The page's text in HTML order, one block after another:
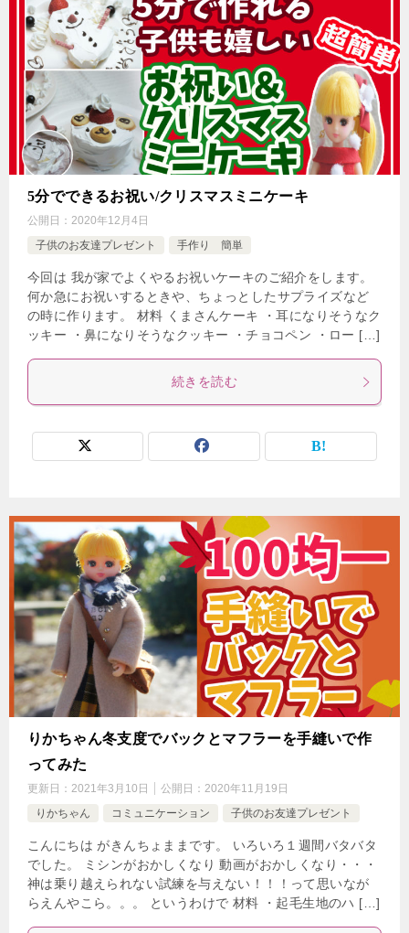
5分でできるお祝い/クリスマスミニケーキ
公開日： 2020年12月4日
子供のお友達プレゼント
手作り 簡単
今回は 我が家でよくやるお祝いケーキのご紹介をします。
何か急にお祝いするときや、ちょっとしたサプライズなど
の時に作ります。 材料 くまさんケーキ ・耳になりそうなク
ッキー ・鼻になりそうなクッキー ・チョコペン ・ロー […]
続きを読む
りかちゃん冬支度でバックとマフラーを手縫いで作
ってみた
更新日： 2021年3月10日 公開日： 2020年11月19日
りかちゃん
コミュニケーション 子供のお友達プレゼント
こんにちは がきんちょままです。 いろいろ１週間バタバタ
でした。 ミシンがおかしくなり 動画がおかしくなり・・・
神は乗り越えられない試練を与えない！！！って思いなが
らえんやこら。。。 というわけで 材料 ・起毛生地のハ […]